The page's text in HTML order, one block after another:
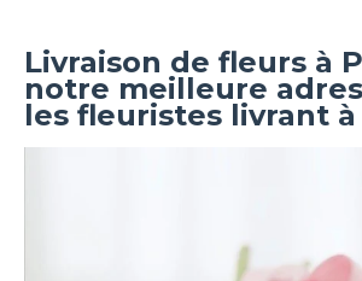
Livraison de fleurs à
notre meilleure
les fleuristes livrant à